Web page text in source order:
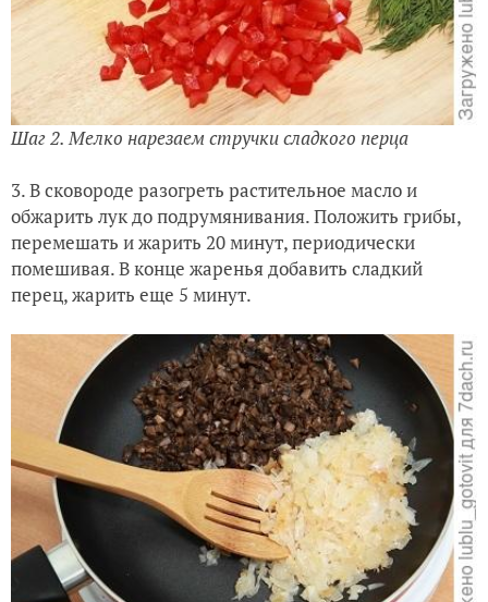
Шаг 2. Мелко нарезаем стручки сладкого перца
3. В сковороде разогреть растительное масло и
обжарить лук до подрумянивания. Положить грибы,
перемешать и жарить 20 минут, периодически
помешивая. В конце жаренья добавить сладкий
перец, жарить еще 5 минут.